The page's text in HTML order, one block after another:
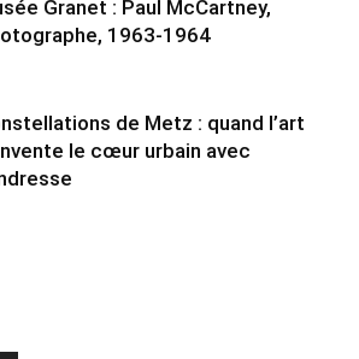
Granet : Paul McCartney,
1963-1964
de Metz : quand l’art
le cœur urbain avec